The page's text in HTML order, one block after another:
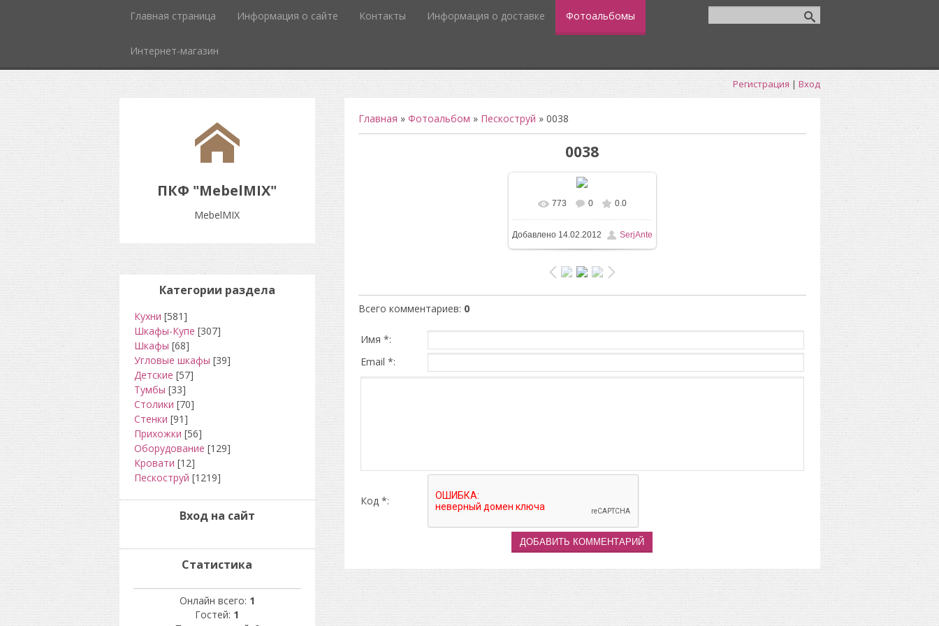
Главная страница Информация о сайте Контакты Информация о доставке Фотоальбомы
Интернет-магазин
Регистрация | Вход
ПКФ "MebelMIX"
MebelMIX
Главная » Фотоальбом » Пескоструй » 0038
0038
В реальном размере
253x561/ 8.9Kb
773 0 0.0
Добавлено14.02.2012 SerjAnte
Всего комментариев: 0
Имя *:
Email *:
Код *:
Категории раздела
Кухни [581]
Шкафы-Купе [307]
Шкафы [68]
Угловые шкафы [39]
Детские [57]
Тумбы [33]
Столики [70]
Стенки [91]
Прихожки [56]
Оборудование [129]
Кровати [12]
Пескоструй [1219]
Вход на сайт
Статистика
Онлайн всего: 1
Гостей: 1